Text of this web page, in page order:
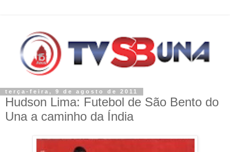
terça-feira, 9 de agosto de 2011
Hudson Lima: Futebol de São Bento do
Una a caminho da Índia